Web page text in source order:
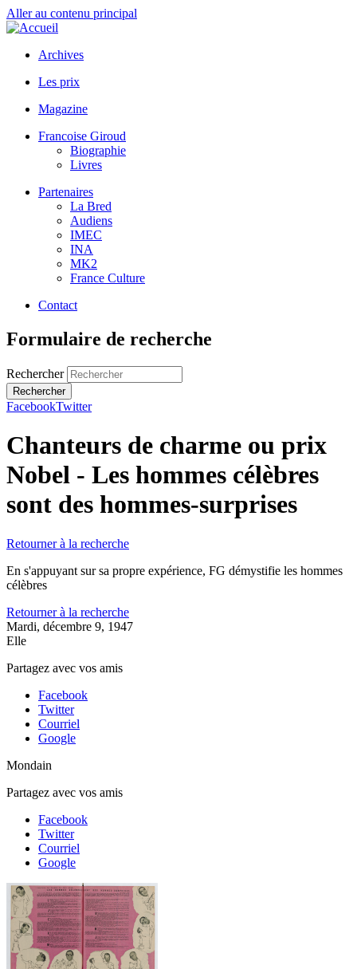
Aller au contenu principal
Archives
Les prix
Magazine
Francoise Giroud
Biographie
Livres
Partenaires
La Bred
Audiens
IMEC
INA
MK2
France Culture
Contact
Formulaire de recherche
Rechercher
FacebookTwitter
Chanteurs de charme ou prix
Nobel - Les hommes célèbres
sont des hommes-surprises
Retourner à la recherche
En s'appuyant sur sa propre expérience, FG démystifie les hommes
célèbres
Retourner à la recherche
Mardi, décembre 9, 1947
Elle
Partagez avec vos amis
Facebook
Twitter
Courriel
Google
Mondain
Partagez avec vos amis
Facebook
Twitter
Courriel
Google